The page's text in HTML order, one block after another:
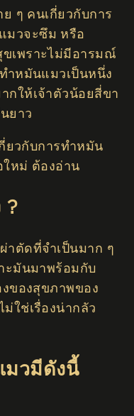
ๆ คนเกี่ยวกับการ
มวจะซึม หรือ
เพราะไม่มีอารมณ์
ำหมันแมวเป็นหนึ่ง
กให้เจ้าตัวน้อยสี่ขา
ยาว
กี่ยวกับการทำหมัน
หม่ ต้องอ่าน
?
าตัดที่จำเป็นมาก ๆ
ะมันมาพร้อมกับ
ของสุขภาพของ
ใช่เรื่องน่ากลัว
วมีดังนี้